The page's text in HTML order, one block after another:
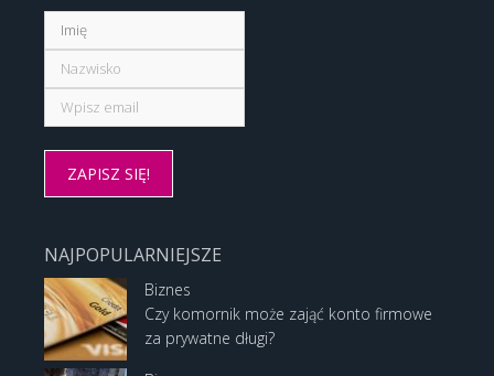
NAJPOPULARNIEJSZE
Biznes
Czy komornik może zająć konto firmowe
za prywatne długi?